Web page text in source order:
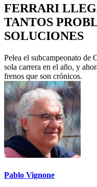
FERRARI
TANTOS
SOLUCIONES
Pelea el subcampeonato de
sola carrera en el año, y
frenos que son crónicos.
Pablo Vignone